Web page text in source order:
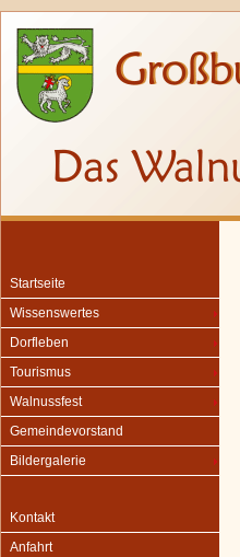
Startseite
Wissenswertes
Dorfleben
Tourismus
Walnussfest
Gemeindevorstand
Bildergalerie
Kontakt
Anfahrt